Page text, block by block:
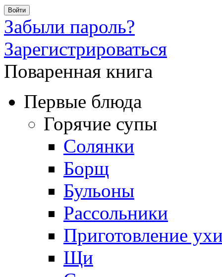
Забыли пароль?
Зарегистрироваться
Поваренная книга
Первые блюда
Горячие супы
Солянки
Борщ
Бульоны
Рассольники
Приготовление
Щи